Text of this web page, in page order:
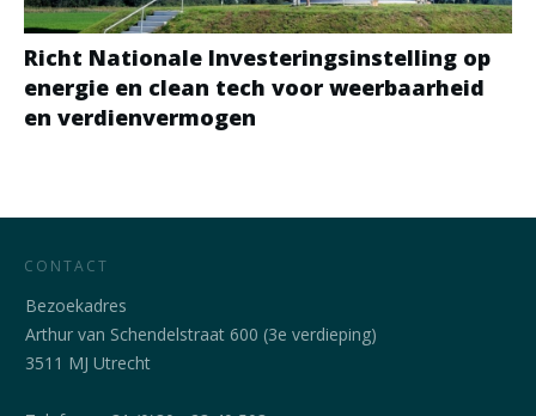
Richt Nationale Investeringsinstelling op
energie en clean tech voor weerbaarheid
en verdienvermogen
CONTACT
Bezoekadres
Arthur van Schendelstraat 600 (3e verdieping)
3511 MJ Utrecht